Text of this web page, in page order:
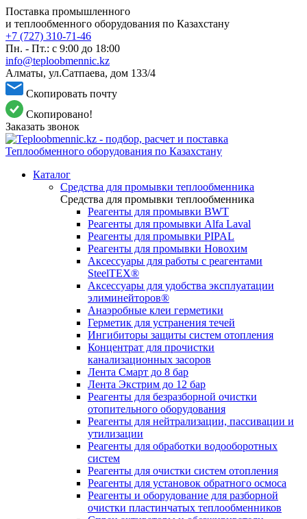
Поставка промышленного
и теплообменного оборудования по Казахстану
+7 (727) 310-71-46
Пн. - Пт.: с 9:00 до 18:00
info@teploobmennic.kz
Алматы, ул.Сатпаева, дом 133/4
Скопировать почту
Скопировано!
Заказать звонок
Каталог
Средства для промывки теплообменника
Средства для промывки теплообменника
Реагенты для промывки BWT
Реагенты для промывки Alfa Laval
Реагенты для промывки PIPAL
Реагенты для промывки Новохим
Аксессуары для работы с реагентами
SteelTEX®
Аксессуары для удобства эксплуатации
элиминейторов®
Анаэробные клеи герметики
Герметик для устранения течей
Ингибиторы защиты систем отопления
Концентрат для прочистки
канализационных засоров
Лента Смарт до 8 бар
Лента Экстрим до 12 бар
Реагенты для безразборной очистки
отопительного оборудования
Реагенты для нейтрализации, пассивации и
утилизации
Реагенты для обработки водооборотных
систем
Реагенты для очистки систем отопления
Реагенты для установок обратного осмоса
Реагенты и оборудование для разборной
очистки пластинчатых теплообменников